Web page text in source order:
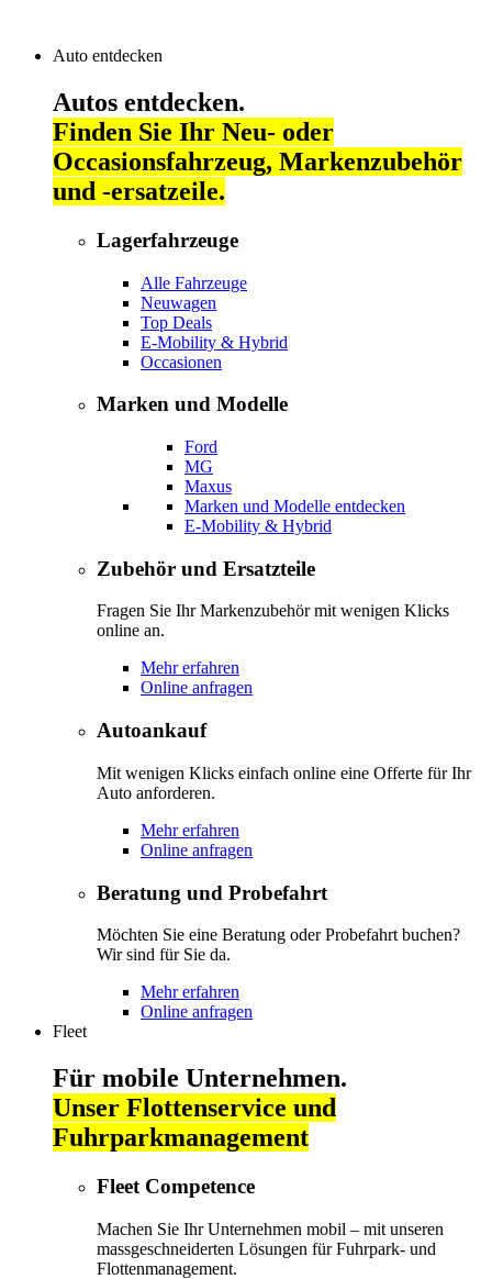
Auto entdecken
Autos entdecken.
Finden Sie Ihr Neu- oder
Occasionsfahrzeug, Markenzubehör
und -ersatzeile.
Lagerfahrzeuge
Alle Fahrzeuge
Neuwagen
Top Deals
E-Mobility & Hybrid
Occasionen
Marken und Modelle
Ford
MG
Maxus
Marken und Modelle entdecken
E-Mobility & Hybrid
Zubehör und Ersatzteile
Fragen Sie Ihr Markenzubehör mit wenigen Klicks
online an.
Mehr erfahren
Online anfragen
Autoankauf
Mit wenigen Klicks einfach online eine Offerte für Ihr
Auto anforderen.
Mehr erfahren
Online anfragen
Beratung und Probefahrt
Möchten Sie eine Beratung oder Probefahrt buchen?
Wir sind für Sie da.
Mehr erfahren
Online anfragen
Fleet
Für mobile Unternehmen.
Unser Flottenservice und
Fuhrparkmanagement
Fleet Competence
Machen Sie Ihr Unternehmen mobil – mit unseren
massgeschneiderten Lösungen für Fuhrpark- und
Flottenmanagement.